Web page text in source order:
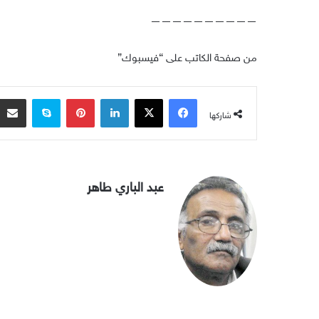
——————————
من صفحة الكاتب على “فيسبوك”
شاركها
فيسبوك‫X لينكدإن بينتيريستسكايب
عبد الباري طاهر